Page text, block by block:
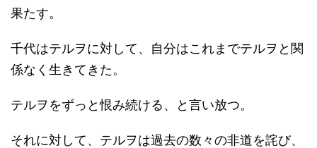
果たす。
千代はテルヲに対して、自分はこれまでテルヲと関
係なく生きてきた。
テルヲをずっと恨み続ける、と言い放つ。
それに対して、テルヲは過去の数々の非道を詫び、